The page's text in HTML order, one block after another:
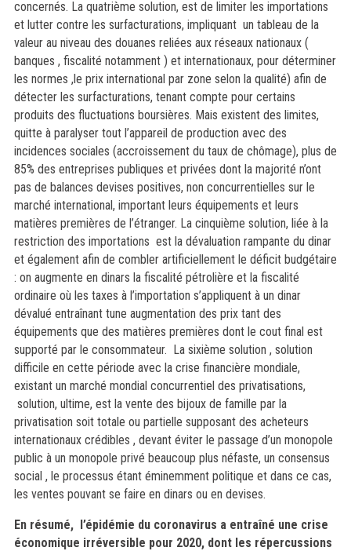
concernés. La quatrième solution, est de limiter les importations
et lutter contre les surfacturations, impliquant un tableau de la
valeur au niveau des douanes reliées aux réseaux nationaux (
banques , fiscalité notamment ) et internationaux, pour déterminer
les normes ,le prix international par zone selon la qualité) afin de
détecter les surfacturations, tenant compte pour certains
produits des fluctuations boursières. Mais existent des limites,
quitte à paralyser tout l’appareil de production avec des
incidences sociales (accroissement du taux de chômage), plus de
85% des entreprises publiques et privées dont la majorité n’ont
pas de balances devises positives, non concurrentielles sur le
marché international, important leurs équipements et leurs
matières premières de l’étranger. La cinquième solution, liée à la
restriction des importations est la dévaluation rampante du dinar
et également afin de combler artificiellement le déficit budgétaire
: on augmente en dinars la fiscalité pétrolière et la fiscalité
ordinaire où les taxes à l’importation s’appliquent à un dinar
dévalué entraînant tune augmentation des prix tant des
équipements que des matières premières dont le cout final est
supporté par le consommateur. La sixième solution , solution
difficile en cette période avec la crise financière mondiale,
existant un marché mondial concurrentiel des privatisations,
solution, ultime, est la vente des bijoux de famille par la
privatisation soit totale ou partielle supposant des acheteurs
internationaux crédibles , devant éviter le passage d’un monopole
public à un monopole privé beaucoup plus néfaste, un consensus
social , le processus étant éminemment politique et dans ce cas,
les ventes pouvant se faire en dinars ou en devises.
En résumé, l’épidémie du coronavirus a entraîné une crise
économique irréversible pour 2020, dont les répercussions